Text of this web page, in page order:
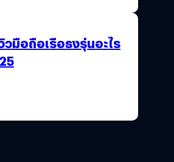
มือถือเรือธงรุ่นอะไร